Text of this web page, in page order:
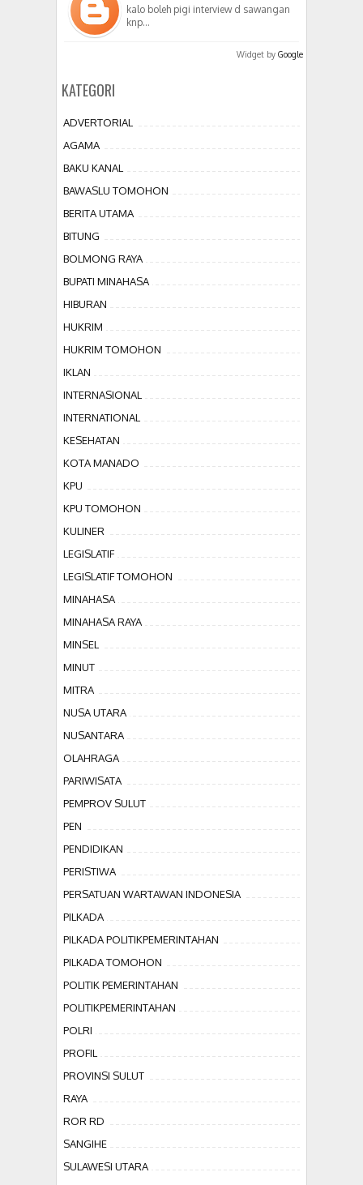
kalo boleh pigi interview d sawangan
knp…
Widget by Google
KATEGORI
ADVERTORIAL
AGAMA
BAKU KANAL
BAWASLU TOMOHON
BERITA UTAMA
BITUNG
BOLMONG RAYA
BUPATI MINAHASA
HIBURAN
HUKRIM
HUKRIM TOMOHON
IKLAN
INTERNASIONAL
INTERNATIONAL
KESEHATAN
KOTA MANADO
KPU
KPU TOMOHON
KULINER
LEGISLATIF
LEGISLATIF TOMOHON
MINAHASA
MINAHASA RAYA
MINSEL
MINUT
MITRA
NUSA UTARA
NUSANTARA
OLAHRAGA
PARIWISATA
PEMPROV SULUT
PEN
PENDIDIKAN
PERISTIWA
PERSATUAN WARTAWAN INDONESIA
PILKADA
PILKADA POLITIKPEMERINTAHAN
PILKADA TOMOHON
POLITIK PEMERINTAHAN
POLITIKPEMERINTAHAN
POLRI
PROFIL
PROVINSI SULUT
RAYA
ROR RD
SANGIHE
SULAWESI UTARA